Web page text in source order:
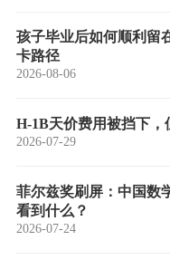
孩子毕业后如何顺利留
卡路径
2026-08-06
H-1B天价费用被挡下
2026-07-29
菲尔兹奖刷屏：中国数
看到什么？
2026-07-24